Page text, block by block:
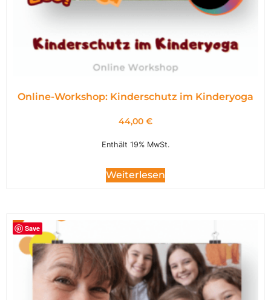
Online-Workshop: Kinderschutz im Kinderyoga
44,00 €
Enthält 19% MwSt.
Weiterlesen
Save